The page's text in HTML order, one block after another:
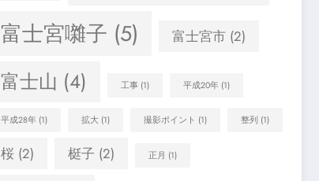
富士宮囃子 (5) 富士宮市 (2)
富士山 (4) 工事 (1) 平成20年 (1)
平成28年 (1) 拡大 (1) 撮影ポイント (1) 整列 (1)
桜 (2) 梃子 (2) 正月 (1)